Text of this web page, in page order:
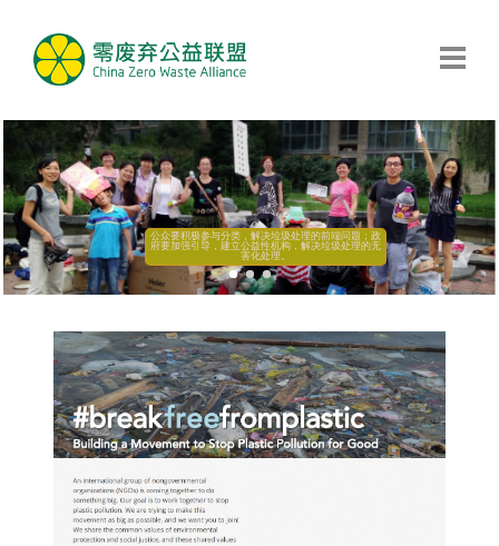
公众要积极参与分类，解决垃圾处理的前端问题；政
府要加强引导，建立公益性机构，解决垃圾处理的无
害化处理。